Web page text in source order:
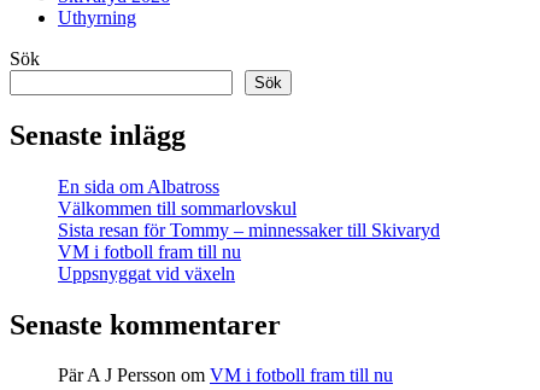
Uthyrning
Sök
Sök
Senaste inlägg
En sida om Albatross
Välkommen till sommarlovskul
Sista resan för Tommy – minnessaker till Skivaryd
VM i fotboll fram till nu
Uppsnyggat vid växeln
Senaste kommentarer
Pär A J Persson om VM i fotboll fram till nu